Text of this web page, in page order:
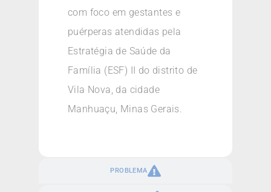
PROBLEMA
com foco em gestantes e
puérperas atendidas pela
Estratégia de Saúde da
Família (ESF) II do distrito de
Vila Nova, da cidade
Manhuaçu, Minas Gerais.